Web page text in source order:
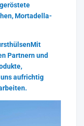
Mortadella-
Mit
Partnern und
aufrichtig